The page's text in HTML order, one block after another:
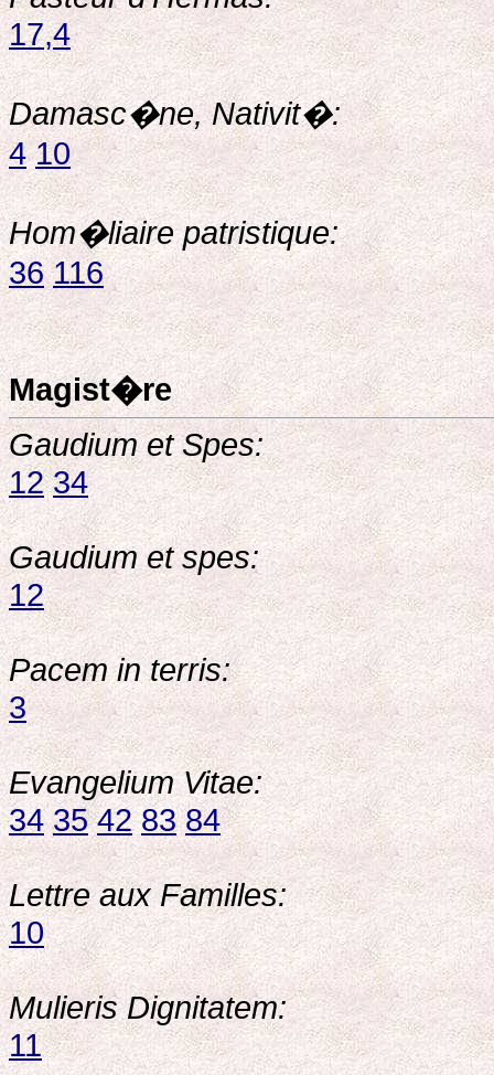
17,4
Damasc�ne, Nativit�:
4 10
Hom�liaire patristique:
36 116
Magist�re
Gaudium et Spes:
12 34
Gaudium et spes:
12
Pacem in terris:
3
Evangelium Vitae:
34 35 42 83 84
Lettre aux Familles:
10
Mulieris Dignitatem:
11